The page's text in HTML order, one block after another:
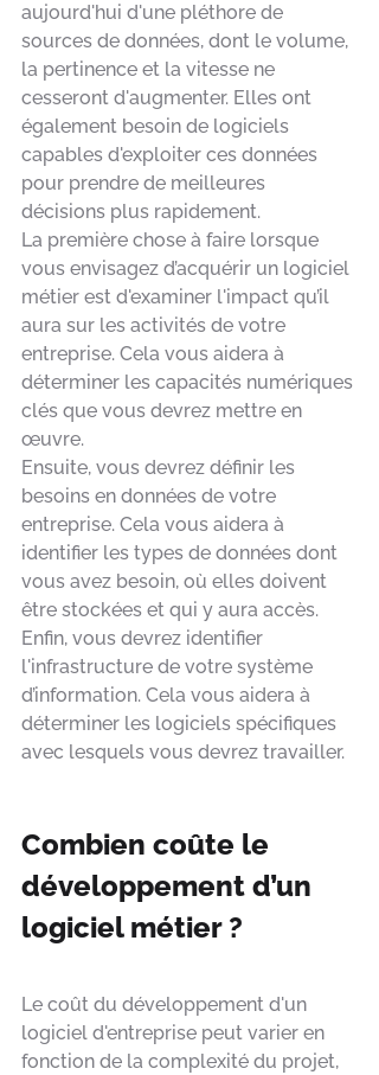
aujourd'hui d'une pléthore de
sources de données, dont le volume,
la pertinence et la vitesse ne
cesseront d'augmenter. Elles ont
également besoin de logiciels
capables d'exploiter ces données
pour prendre de meilleures
décisions plus rapidement.
La première chose à faire lorsque
vous envisagez d’acquérir un logiciel
métier est d'examiner l'impact qu’il
aura sur les activités de votre
entreprise. Cela vous aidera à
déterminer les capacités numériques
clés que vous devrez mettre en
œuvre.
Ensuite, vous devrez définir les
besoins en données de votre
entreprise. Cela vous aidera à
identifier les types de données dont
vous avez besoin, où elles doivent
être stockées et qui y aura accès.
Enfin, vous devrez identifier
l'infrastructure de votre système
d’information. Cela vous aidera à
déterminer les logiciels spécifiques
avec lesquels vous devrez travailler.
Combien coûte le
développement d’un
logiciel métier ?
Le coût du développement d'un
logiciel d'entreprise peut varier en
fonction de la complexité du projet,